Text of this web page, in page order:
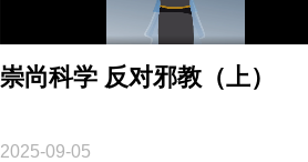
崇尚科学 反对邪教（上）
2025-09-05